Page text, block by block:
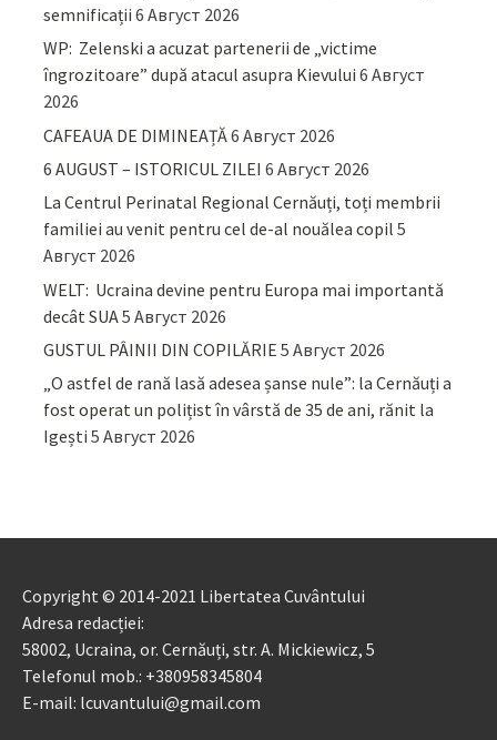
semnificații 6 Август 2026
WP: Zelenski a acuzat partenerii de „victime
îngrozitoare” după atacul asupra Kievului 6 Август
2026
CAFEAUA DE DIMINEAȚĂ6 Август 2026
6 AUGUST – ISTORICUL ZILEI 6 Август 2026
La Centrul Perinatal Regional Cernăuți, toți membrii
familiei au venit pentru cel de-al nouălea copil 5
Август 2026
WELT: Ucraina devine pentru Europa mai importantă
decât SUA5 Август 2026
GUSTUL PÂINII DIN COPILĂRIE 5 Август 2026
„O astfel de rană lasă adesea șanse nule”: la Cernăuți a
fost operat un polițist în vârstă de 35 de ani, rănit la
Igești 5 Август 2026
Copyright © 2014-2021 Libertatea Cuvântului
Adresa redacției:
58002, Ucraina, or. Cernăuți, str. A. Mickiewicz, 5
Telefonul mob.: +380958345804
E-mail: lcuvantului@gmail.com